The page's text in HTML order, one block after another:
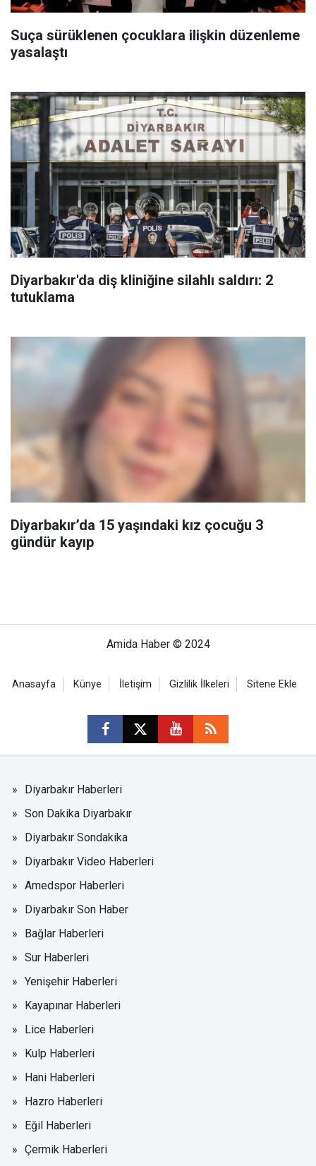
Suça sürüklenen çocuklara ilişkin düzenleme
yasalaştı
Diyarbakır'da diş kliniğine silahlı saldırı: 2
tutuklama
Diyarbakır’da 15 yaşındaki kız çocuğu 3
gündür kayıp
Amida Haber © 2024
Anasayfa Künye İletişim Gizlilik İlkeleri Sitene Ekle
Diyarbakır Haberleri
Son Dakika Diyarbakır
Diyarbakır Sondakika
Diyarbakır Video Haberleri
Amedspor Haberleri
Diyarbakır Son Haber
Bağlar Haberleri
Sur Haberleri
Yenişehir Haberleri
Kayapınar Haberleri
Lice Haberleri
Kulp Haberleri
Hani Haberleri
Hazro Haberleri
Eğil Haberleri
Çermik Haberleri